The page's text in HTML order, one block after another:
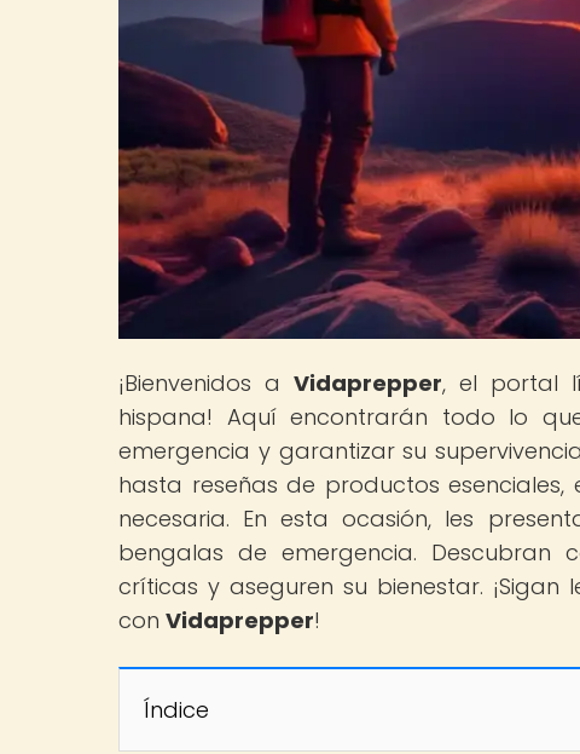
¡Bienvenidos aVidaprepper, el portal
hispana! Aquí encontrarán todo lo
emergencia y garantizar su
hasta reseñas de productos
necesaria. En esta ocasión, les
bengalas de emergencia. Descubran
críticas y aseguren su bienestar.
con Vidaprepper!
Índice